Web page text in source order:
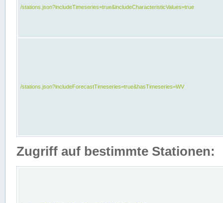
/stations.json?includeTimeseries=true&includeCharacteristicValues=true
/stations.json?includeForecastTimeseries=true&hasTimeseries=WV
Zugriff auf bestimmte Stationen: